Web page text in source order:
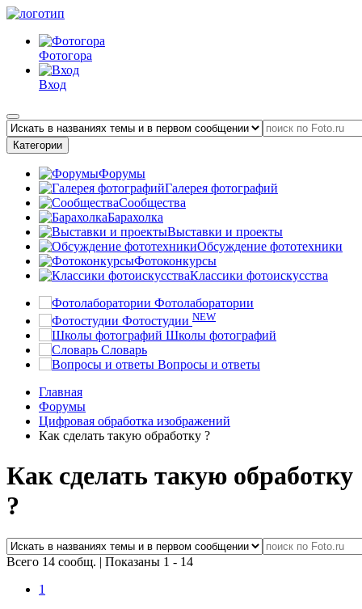
Фотогора
Вход
Категории
Форумы
Галерея фотографий
Сообщества
Барахолка
Выставки и проекты
Обсуждение фототехники
Фотоконкурсы
Классики фотоискусства
Фотолаборатории
Фотостудии NEW
Школы фотографий
Словарь
Вопросы и ответы
Главная
Форумы
Цифровая обработка изображений
Как сделать такую обработку ?
Как сделать такую обработку
?
Всего 14 сообщ. | Показаны 1 - 14
1